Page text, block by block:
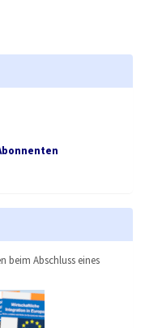
beim Abschluss eines